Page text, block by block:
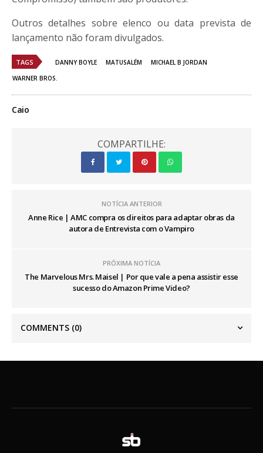
Outros detalhes sobre elenco ou data prevista de
lançamento não foram divulgados.
TAGS DANNY BOYLE MATUSALÉM
MICHAEL B JORDAN
WARNER BROS.
Caio
COMPARTILHE:
NOTÍCIA ANTERIOR
Anne Rice | AMC compra os direitos para adaptar obras da
autora de Entrevista com o Vampiro
PRÓXIMA NOTÍCIA
The Marvelous Mrs. Maisel | Por que vale a pena assistir esse
sucesso do Amazon Prime Video?
COMMENTS (0)